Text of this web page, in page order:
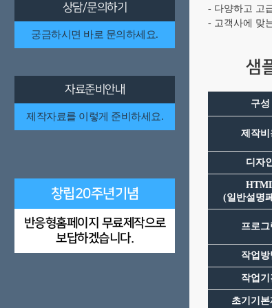
상담/문의하기
궁금하시면 바로 문의하세요.
자료준비안내
제작자료를 이렇게 준비하세요.
창립20주년기념
반응형홈페이지 무료제작으로
보답하겠습니다.
- 다양하고 고
- 고객사에 맞
샘
구성
제작비
디자
(일반설명
프로그
작업방
작업기
초기기본